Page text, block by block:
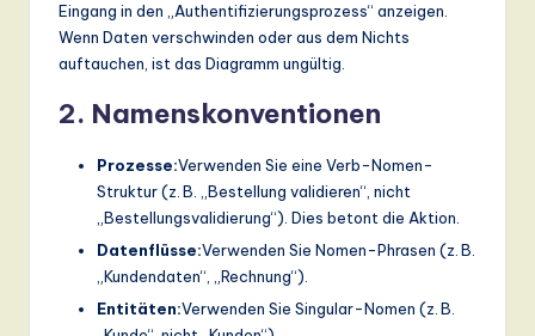
Eingang in den „Authentifizierungsprozess“ anzeigen.
Wenn Daten verschwinden oder aus dem Nichts
auftauchen, ist das Diagramm ungültig.
2. Namenskonventionen
Prozesse:Verwenden Sie eine Verb-Nomen-
Struktur (z. B. „Bestellung validieren“, nicht
„Bestellungsvalidierung“). Dies betont die Aktion.
Datenflüsse:Verwenden Sie Nomen-Phrasen (z. B.
„Kundendaten“, „Rechnung“).
Entitäten:Verwenden Sie Singular-Nomen (z. B.